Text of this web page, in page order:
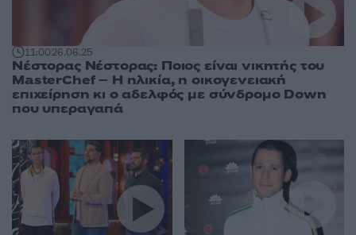
11:0026.06.25
Νέστορας Νέστορας: Ποιος είναι νικητής του
MasterChef – Η ηλικία, η οικογενειακή
επιχείρηση κι ο αδελφός με σύνδρομο Down
που υπεραγαπά